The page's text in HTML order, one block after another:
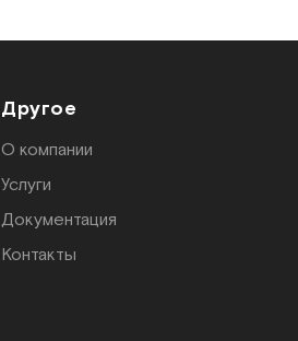
Другое
О компании
Услуги
Документация
Контакты